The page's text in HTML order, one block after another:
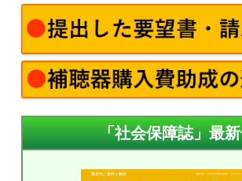
「社会保障誌」最